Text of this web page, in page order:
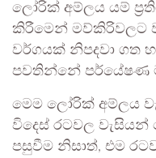
ලෝරික් අම්ලය යම්
කිරීමෙන් මව්කිරිවලට
වර්ගයක් නිපදවා ගත
පවතින්නේ පර්යේෂණ
මෙම ලෝරික් අම්ලය
විදෙස් රටවල
පසුවීම නිසාත්, එම